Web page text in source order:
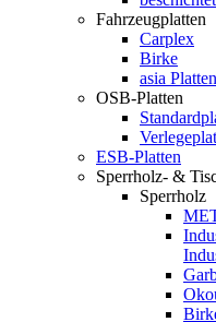
Fahrzeugplatten
Carplex
Birke
asia Platten
OSB-Platten
ESB-Platten
Sperrholz- &
Sperrholz